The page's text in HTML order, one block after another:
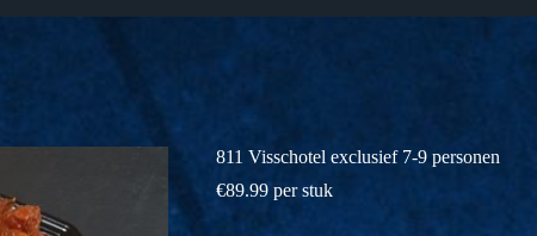
811 Visschotel exclusief 7-9 personen
€89.99 per stuk